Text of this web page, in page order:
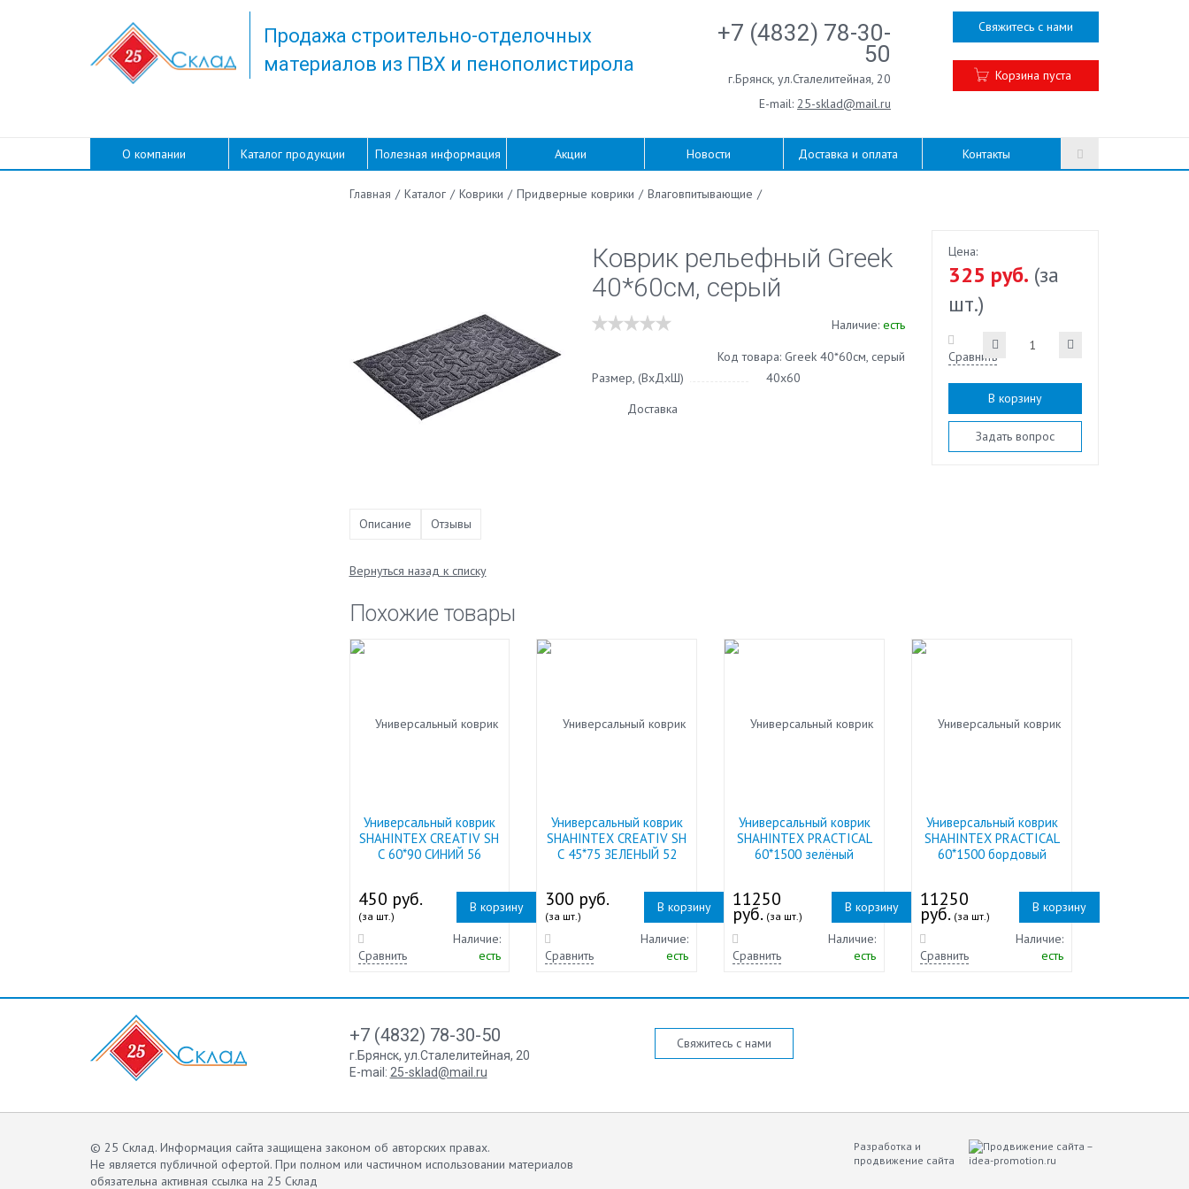
Продажа строительно-отделочных
материалов из ПВХ и пенополистирола
+7 (4832) 78-30-
50
г.Брянск, ул.Сталелитейная, 20
E-mail: 25-sklad@mail.ru
Свяжитесь с нами
Корзина пуста
О компании Каталог продукции Полезная информация Акции Новости Доставка и оплата Контакты
Главная / Каталог / Коврики / Придверные коврики / Влаговпитывающие /
Коврик рельефный Greek
40*60см, серый
Наличие: есть
Код товара: Greek 40*60см, серый
Размер, (ВхДхШ)
40х60
Доставка
Цена:
325 руб. (за
шт.)
Сравнить
В корзину
Задать вопрос
Описание Отзывы
Вернуться назад к списку
Похожие товары
Универсальный коврик
SНAHINTEX CREATIV SH
С 60*90 СИНИЙ 56
450 руб.
(за шт.)
В корзину
Сравнить
Наличие:
есть
Универсальный коврик
SНAHINTEX CREATIV SH
С 45*75 ЗЕЛЕНЫЙ 52
300 руб.
(за шт.)
В корзину
Сравнить
Наличие:
есть
Универсальный коврик
SHAHINTEX PRACTICAL
60*1500 зелёный
11250
руб. (за шт.)
В корзину
Сравнить
Наличие:
есть
Универсальный коврик
SHAHINTEX PRACTICAL
60*1500 бордовый
11250
руб. (за шт.)
В корзину
Сравнить
Наличие:
есть
+7 (4832) 78-30-50
г.Брянск, ул.Сталелитейная, 20
E-mail: 25-sklad@mail.ru
Свяжитесь с нами
© 25 Склад. Информация сайта защищена законом об авторских правах.
Не является публичной офертой. При полном или частичном использовании материалов
обязательна активная ссылка на 25 Склад
Разработка и
продвижение сайта